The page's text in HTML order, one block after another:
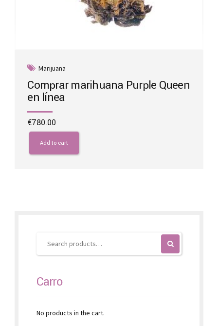
Marijuana
Comprar marihuana Purple Queen
en línea
€780.00
Add to cart
Carro
No products in the cart.